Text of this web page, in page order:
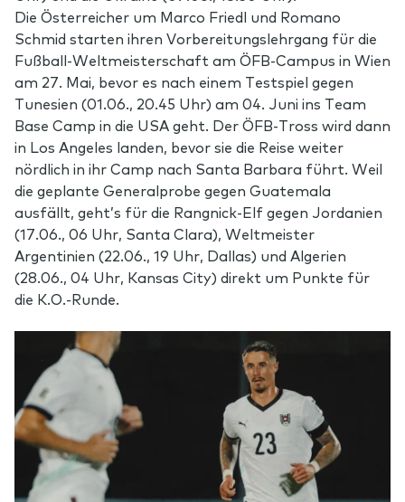
Die Österreicher um Marco Friedl und Romano
Schmid starten ihren Vorbereitungslehrgang für die
Fußball-Weltmeisterschaft am ÖFB-Campus in Wien
am 27. Mai, bevor es nach einem Testspiel gegen
Tunesien (01.06., 20.45 Uhr) am 04. Juni ins Team
Base Camp in die USA geht. Der ÖFB-Tross wird dann
in Los Angeles landen, bevor sie die Reise weiter
nördlich in ihr Camp nach Santa Barbara führt. Weil
die geplante Generalprobe gegen Guatemala
ausfällt, geht’s für die Rangnick-Elf gegen Jordanien
(17.06., 06 Uhr, Santa Clara), Weltmeister
Argentinien (22.06., 19 Uhr, Dallas) und Algerien
(28.06., 04 Uhr, Kansas City) direkt um Punkte für
die K.O.-Runde.